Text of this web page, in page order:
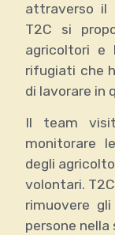
attraverso il
T2C si
agricoltori e
rifugiati che
di lavorare in
Il team
monitorare
degli
volontari.
rimuovere
persone